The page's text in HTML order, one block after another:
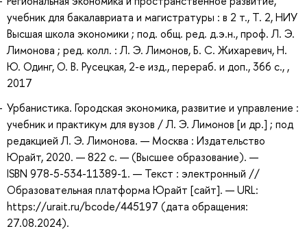
учебник для бакалавриата и магистратуры : в 2 т., Т. 2, НИУ
Высшая школа экономики ; под. общ. ред. д.э.н., проф. Л. Э.
Лимонова ; ред. колл. : Л. Э. Лимонов, Б. С. Жихаревич, Н.
Ю. Одинг, О. В. Русецкая, 2-е изд., перераб. и доп., 366 с., ,
2017
Урбанистика. Городская экономика, развитие и управление :
учебник и практикум для вузов / Л. Э. Лимонов [и др.] ; под
редакцией Л. Э. Лимонова. — Москва : Издательство
Юрайт, 2020. — 822 с. — (Высшее образование). —
ISBN 978-5-534-11389-1. — Текст : электронный //
Образовательная платформа Юрайт [сайт]. — URL:
https://urait.ru/bcode/445197 (дата обращения:
27.08.2024).